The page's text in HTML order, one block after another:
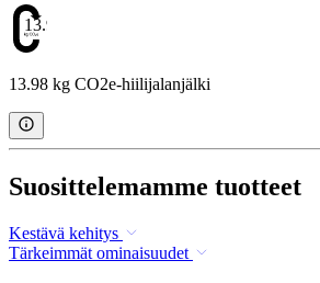
13.98
13.98 kg CO2e-hiilijalanjälki
Suosittelemamme tuotteet
Kestävä kehitys
Tärkeimmät ominaisuudet